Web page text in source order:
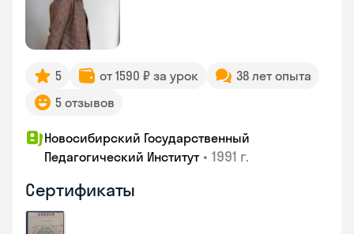
5 от 1590 ₽ за урок
38 лет опыта
5 отзывов
Новосибирский Государственный
Педагогический Институт • 1991 г.
Сертификаты